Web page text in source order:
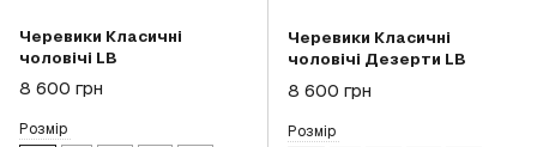
Черевики Класичні
чоловічі LB
8 600 грн
Розмір
Черевики Класичні
чоловічі Дезерти LB
8 600 грн
Розмір